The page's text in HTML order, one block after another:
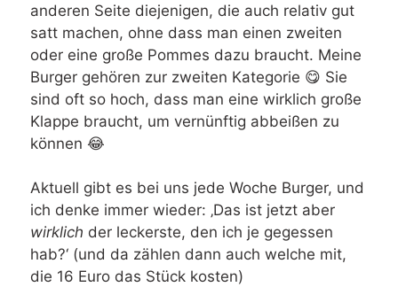
anderen Seite diejenigen, die auch relativ gut
satt machen, ohne dass man einen zweiten
oder eine große Pommes dazu braucht. Meine
Burger gehören zur zweiten Kategorie 😋 Sie
sind oft so hoch, dass man eine wirklich große
Klappe braucht, um vernünftig abbeißen zu
können 😂
Aktuell gibt es bei uns jede Woche Burger, und
ich denke immer wieder: ‚Das ist jetzt aber
wirklich der leckerste, den ich je gegessen
hab?‘ (und da zählen dann auch welche mit,
die 16 Euro das Stück kosten)